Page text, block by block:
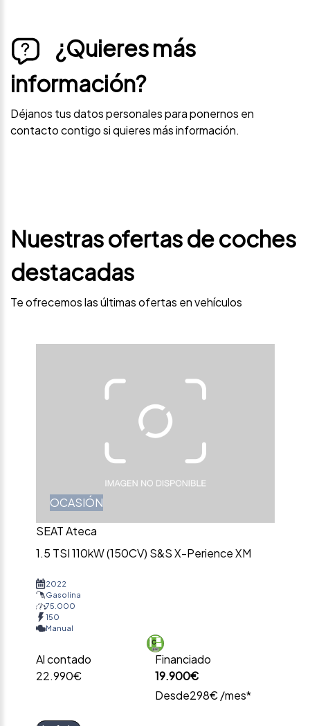
¿Quieres más
información?
Déjanos tus datos personales para ponernos en
contacto contigo si quieres más información.
Nuestras ofertas de coches
destacadas
Te ofrecemos las últimas ofertas en vehículos
OCASIÓN
SEAT Ateca
1.5 TSI 110kW (150CV) S&S X-Perience XM
2022
Gasolina
75.000
150
Manual
Al contado
22.990€
Financiado
19.900€
Desde298€ /mes*